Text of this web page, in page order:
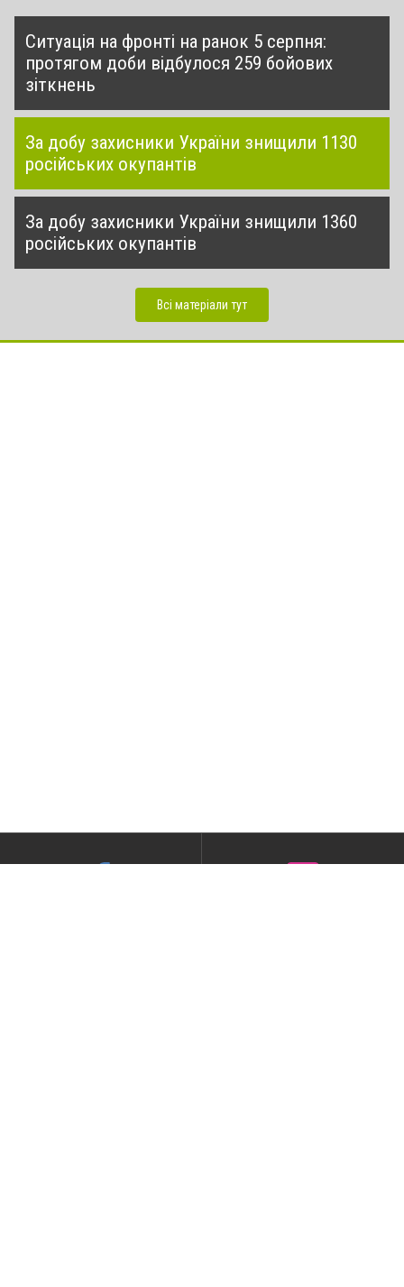
Ситуація на фронті на ранок 5 серпня:
протягом доби відбулося 259 бойових
зіткнень
За добу захисники України знищили 1130
російських окупантів
За добу захисники України знищили 1360
російських окупантів
Всі матеріали тут